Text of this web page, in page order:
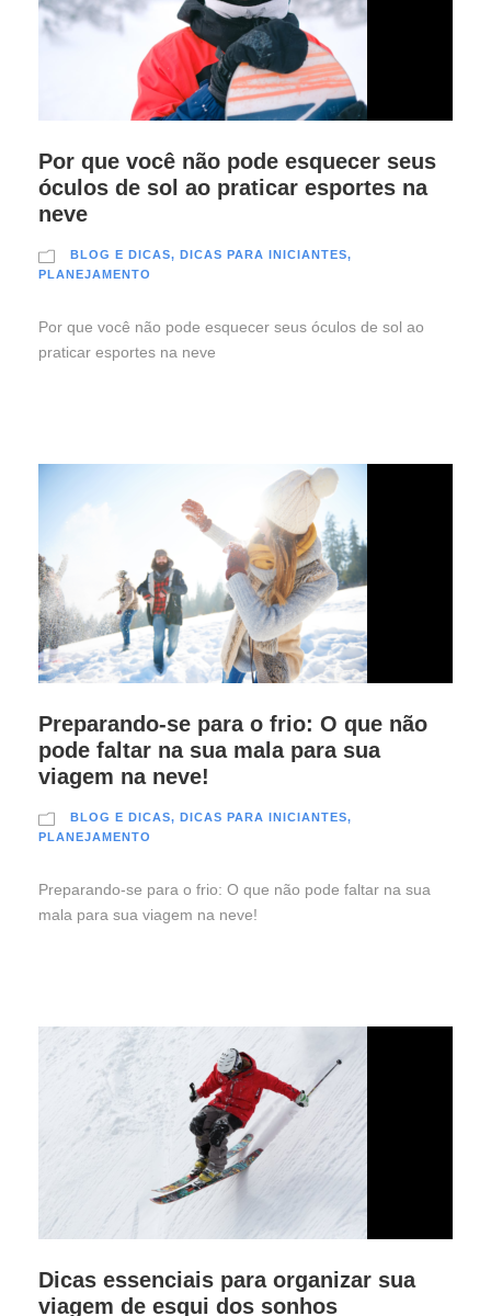
Por que você não pode esquecer seus
óculos de sol ao praticar esportes na
neve
BLOG E DICAS, DICAS PARA INICIANTES,
PLANEJAMENTO
Por que você não pode esquecer seus óculos de sol ao
praticar esportes na neve
Preparando-se para o frio: O que não
pode faltar na sua mala para sua
viagem na neve!
BLOG E DICAS, DICAS PARA INICIANTES,
PLANEJAMENTO
Preparando-se para o frio: O que não pode faltar na sua
mala para sua viagem na neve!
Dicas essenciais para organizar sua
viagem de esqui dos sonhos